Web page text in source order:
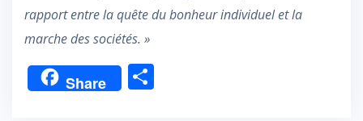
rapport entre la quête du bonheur individuel et la
marche des sociétés. »
Share